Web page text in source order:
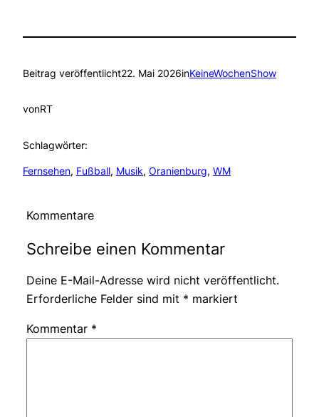
Beitrag veröffentlicht22. Mai 2026inKeineWochenShow
vonRT
Schlagwörter:
Fernsehen, Fußball, Musik, Oranienburg, WM
Kommentare
Schreibe einen Kommentar
Deine E-Mail-Adresse wird nicht veröffentlicht.
Erforderliche Felder sind mit * markiert
Kommentar *